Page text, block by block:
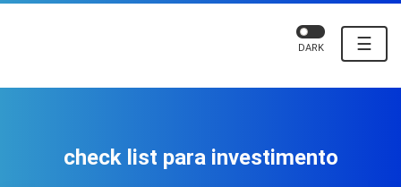
☰
DARK
check list para investimento